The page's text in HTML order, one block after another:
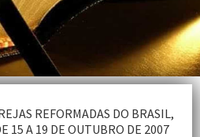
REFORMADAS DO BRASIL,
15 A 19 DE OUTUBRO DE 2007